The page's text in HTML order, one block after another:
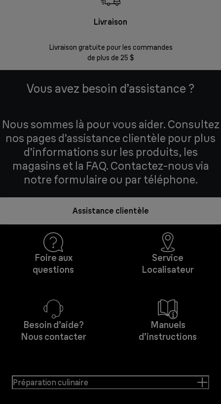
Livraison
Livraison gratuite pour les commandes
de plus de 25 $
Vous avez besoin d’assistance ?
Nous sommes là pour vous aider. Consultez
nos pages d’assistance clientèle pour plus
d’informations sur les produits, les
magasins et la FAQ. Contactez-nous via
notre formulaire ou par téléphone.
Assistance clientèle
Foire aux
questions
Service
Localisateur
Besoin d’aide?
Nous contacter
Manuels
d’instructions
Préparation culinaire